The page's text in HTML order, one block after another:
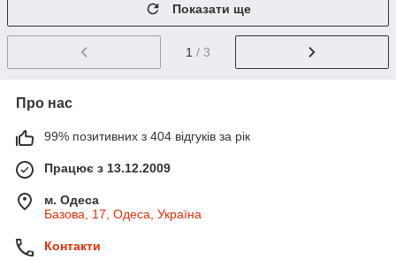
Показати ще
1 / 3
Про нас
99% позитивних з 404 відгуків за рік
Працює з 13.12.2009
м. Одеса
Базова, 17, Одеса, Україна
Контакти